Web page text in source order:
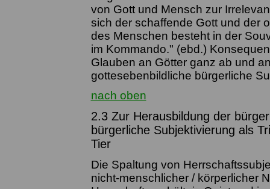
von Gott und Mensch zur
sich der schaffende Gott und der
des Menschen besteht in der
im Kommando." (ebd.)
Glauben an Götter ganz ab und
gottesebenbildliche bürgerliche
nach oben
2.3 Zur Herausbildung der
bürgerliche Subjektivierung als
Tier
Die Spaltung von
nicht-menschlicher / körperlicher